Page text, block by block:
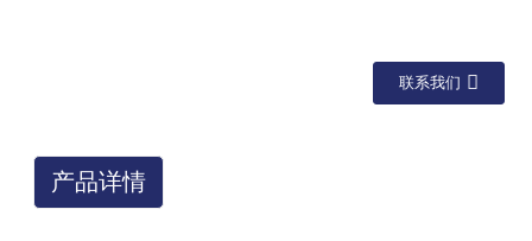
联系我们
产品详情